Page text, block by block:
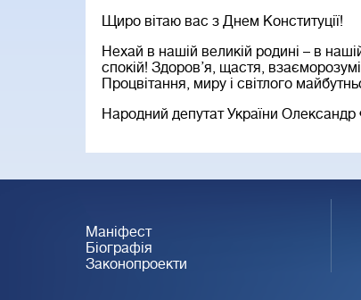
Щиро вітаю вас з Днем Конституції!
Нехай в нашій великій родині – в
спокій! Здоров’я, щастя,
Процвітання, миру і світлого
Народний депутат України
Маніфест
Біографія
Законопроекти